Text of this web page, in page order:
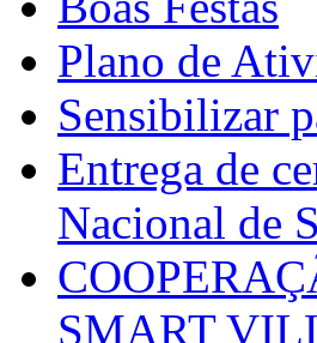
Plano de
Sensibilizar
Entrega de
Nacional de
SMART